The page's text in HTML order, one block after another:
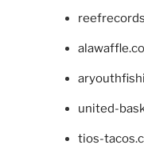
united-
tios-